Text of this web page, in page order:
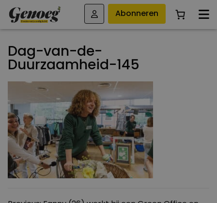
Abonneren
Dag-van-de-
Duurzaamheid-145